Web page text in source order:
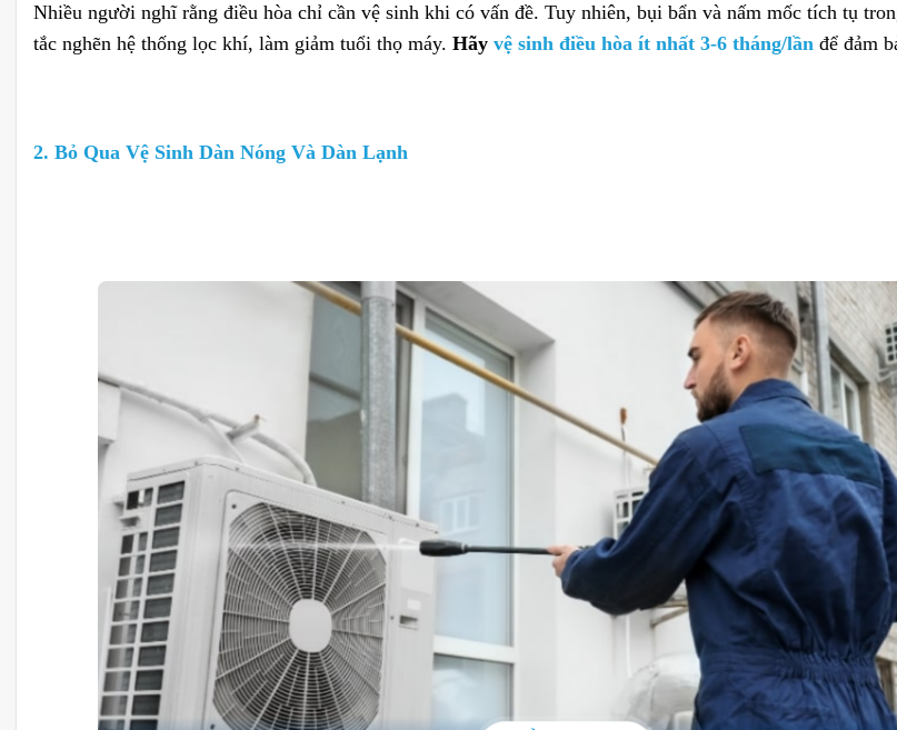
Nhiều người nghĩ rằng điều hòa chỉ cần vệ sinh khi có vấn đề. Tuy nhiên, bụi bẩn và nấm mốc tích tụ
tắc nghẽn hệ thống lọc khí, làm giảm tuổi thọ máy. Hãy vệ sinh điều hòa ít nhất 3-6 tháng/lần để đảm
2. Bỏ Qua Vệ Sinh Dàn Nóng Và Dàn Lạnh